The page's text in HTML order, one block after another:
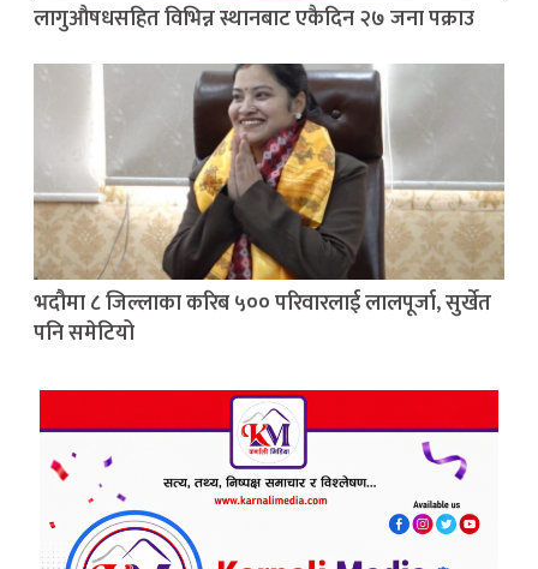
लागुऔषधसहित विभिन्न स्थानबाट एकैदिन २७ जना पक्राउ
भदौमा ८ जिल्लाका करिब ५०० परिवारलाई लालपूर्जा, सुर्खेत
पनि समेटियो